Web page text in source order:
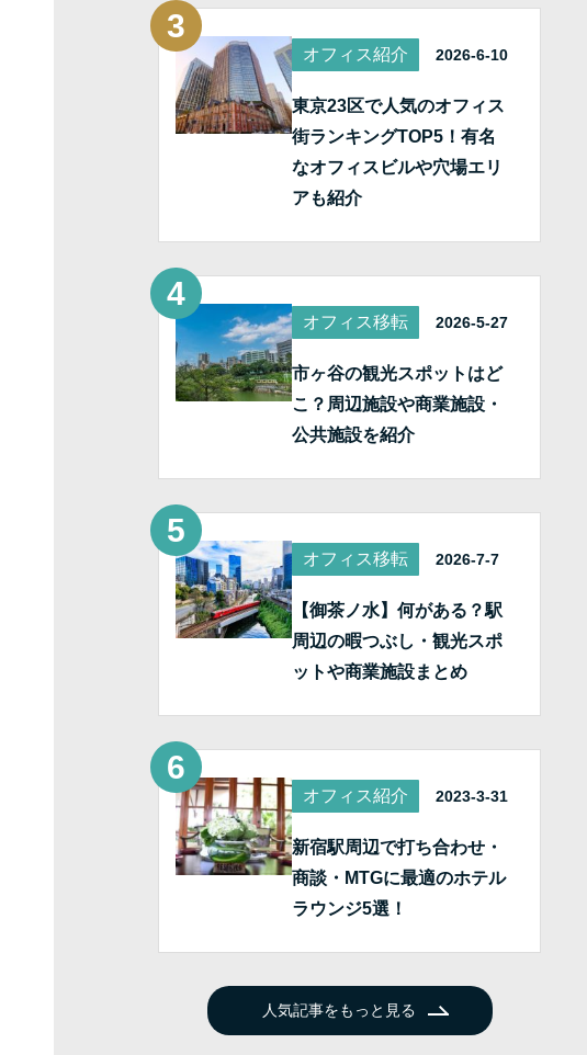
オフィス紹介 2026-6-10
東京23区で人気のオフィス
街ランキングTOP5！有名
なオフィスビルや穴場エリ
アも紹介
オフィス移転 2026-5-27
市ヶ谷の観光スポットはど
こ？周辺施設や商業施設・
公共施設を紹介
オフィス移転 2026-7-7
【御茶ノ水】何がある？駅
周辺の暇つぶし・観光スポ
ットや商業施設まとめ
オフィス紹介 2023-3-31
新宿駅周辺で打ち合わせ・
商談・MTGに最適のホテル
ラウンジ5選！
人気記事をもっと見る